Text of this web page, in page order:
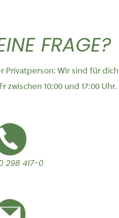
FRAGE?
Wir sind für
zwischen 10:00 und 17:00 Uhr.
298 417-0